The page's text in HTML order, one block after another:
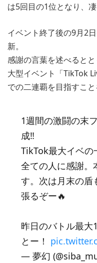
は5回目の1位となり、
イベント終了後の9月2
新。
感謝の言葉を述べると
大型イベント「TikTok
での二連覇を目指すこと
1週間の激闘の末
成‼️
TikTok最大イベの
全ての人に感謝。
す。次は月末の盾
張るぞー🔥
昨日のバトル最大
とー！
— 夢幻